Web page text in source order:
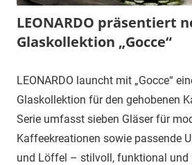
LEONARDO präsentiert
Glaskollektion „Gocce“
LEONARDO launcht mit „Gocce“
Glaskollektion für den gehobenen
Serie umfasst sieben Gläser für
Kaffeekreationen sowie passende
und Löffel – stilvoll, funktional und